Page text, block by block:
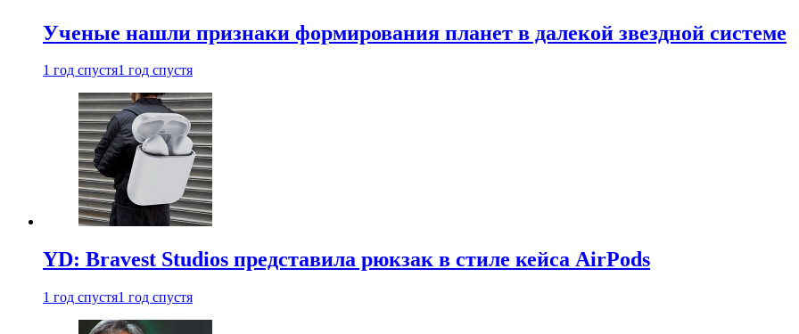
Ученые нашли признаки формирования планет в далекой звездной системе
1 год спустя1 год спустя
YD: Bravest Studios представила рюкзак в стиле кейса AirPods
1 год спустя1 год спустя